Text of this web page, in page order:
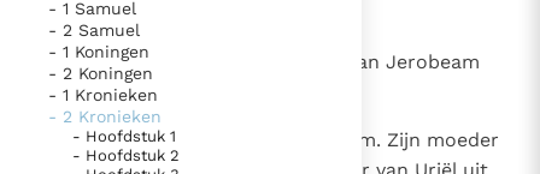
Bijbel
Thema’s
Berichten
Denzinger
Gebruiksvoorwaarden
- 1 Samuel
- 2 Samuel
- 1 Koningen
- 2 Koningen
- 1 Kronieken
- 2 Kronieken
- Hoofdstuk 1
- Hoofdstuk 2
- Hoofdstuk 13
In het achttiende regeringsjaar van Jerobeam
werd Abia koning van Juda.
Hij regeerde drie jaar in Jeruzalem. Zijn moeder